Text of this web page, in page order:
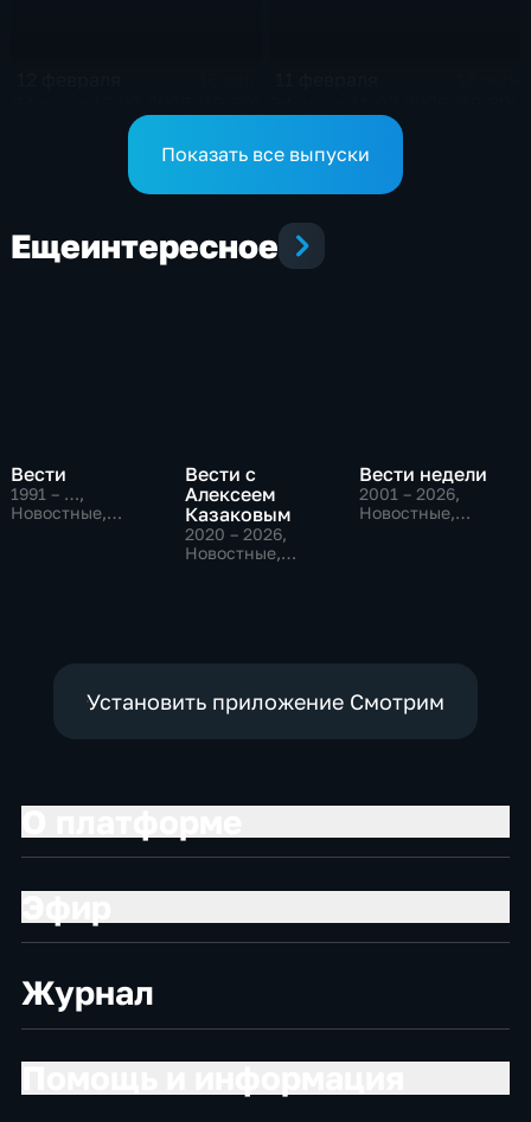
Показать все выпуски
Ещеинтересное
Вести
1991 – …,
Новостные,
Вести с
Алексеем
Казаковым
2020 – 2026,
Новостные,
Вести недели
2001 – 2026,
Новостные,
Установить приложение Смотрим
Журнал